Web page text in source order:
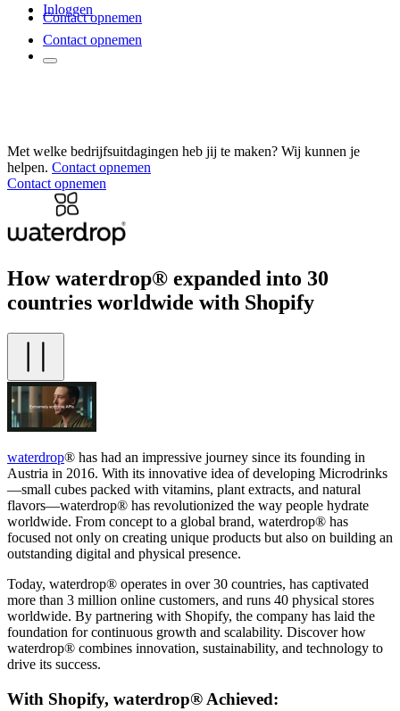
Inloggen
Contact opnemen
Contact opnemen
Met welke bedrijfsuitdagingen heb jij te maken? Wij kunnen je
helpen. Contact opnemen
Contact opnemen
How waterdrop® expanded into 30
countries worldwide with Shopify
waterdrop® has had an impressive journey since its founding in
Austria in 2016. With its innovative idea of developing Microdrinks
—small cubes packed with vitamins, plant extracts, and natural
flavors—waterdrop® has revolutionized the way people hydrate
worldwide. From concept to a global brand, waterdrop® has
focused not only on creating unique products but also on building an
outstanding digital and physical presence.
Today, waterdrop® operates in over 30 countries, has captivated
more than 3 million online customers, and runs 40 physical stores
worldwide. By partnering with Shopify, the company has laid the
foundation for continuous growth and scalability. Discover how
waterdrop® combines innovation, sustainability, and technology to
drive its success.
With Shopify, waterdrop® Achieved: